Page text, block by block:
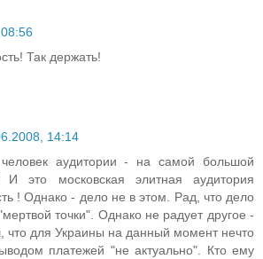
Так держать!
14:14
аудитории - на самой большой
И это московская элитная аудитория
! Однако - дело не в этом. Рад, что дело
точки". Однако не радует другое -
что для Украины на данный момент нечто
платежей "не актуально". Кто ему